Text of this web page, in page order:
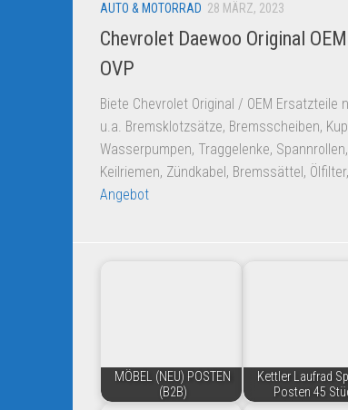
AUTO & MOTORRAD 28 MÄRZ, 2023
Chevrolet Daewoo Original
OVP
Biete Chevrolet Original / OEM Ersatzteile
u.a. Bremsklotzsätze, Bremsscheiben,
Wasserpumpen, Traggelenke,
Keilriemen, Zündkabel, Bremssättel,
Angebot
MÖBEL (NEU) POSTEN
(B2B)
Kettler Laufrad
Posten 45